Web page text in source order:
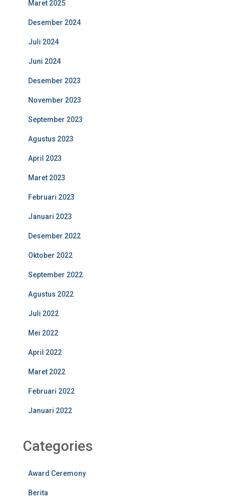
Maret 2025
Desember 2024
Juli 2024
Juni 2024
Desember 2023
November 2023
September 2023
Agustus 2023
April 2023
Maret 2023
Februari 2023
Januari 2023
Desember 2022
Oktober 2022
September 2022
Agustus 2022
Juli 2022
Mei 2022
April 2022
Maret 2022
Februari 2022
Januari 2022
Categories
Award Ceremony
Berita